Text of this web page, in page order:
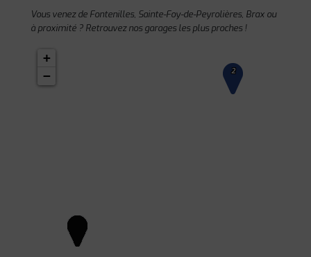
Vous venez de Fontenilles, Sainte-Foy-de-Peyrolières, Brax ou
à proximité ? Retrouvez nos garages les plus proches !
2
+
−